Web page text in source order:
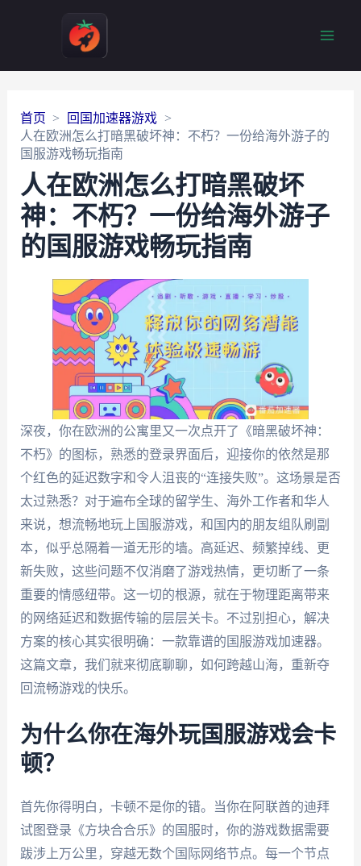
首页
回国加速器游戏
人在欧洲怎么打暗黑破坏神：不朽？一份给海外游子的
国服游戏畅玩指南
人在欧洲怎么打暗黑破坏
神：不朽？一份给海外游子
的国服游戏畅玩指南
深夜，你在欧洲的公寓里又一次点开了《暗黑破坏神：
不朽》的图标，熟悉的登录界面后，迎接你的依然是那
个红色的延迟数字和令人沮丧的“连接失败”。这场景是否
太过熟悉？对于遍布全球的留学生、海外工作者和华人
来说，想流畅地玩上国服游戏，和国内的朋友组队刷副
本，似乎总隔着一道无形的墙。高延迟、频繁掉线、更
新失败，这些问题不仅消磨了游戏热情，更切断了一条
重要的情感纽带。这一切的根源，就在于物理距离带来
的网络延迟和数据传输的层层关卡。不过别担心，解决
方案的核心其实很明确：一款靠谱的国服游戏加速器。
这篇文章，我们就来彻底聊聊，如何跨越山海，重新夺
回流畅游戏的快乐。
为什么你在海外玩国服游戏会卡
顿？
首先你得明白，卡顿不是你的错。当你在阿联酋的迪拜
试图登录《方块合合乐》的国服时，你的游戏数据需要
跋涉上万公里，穿越无数个国际网络节点。每一个节点